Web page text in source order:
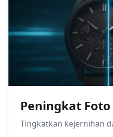
Peningkat Foto
Tingkatkan kejernihan